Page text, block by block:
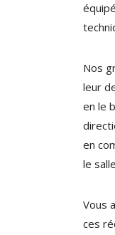
Nos
leur
en le
en
le
Vous
ces